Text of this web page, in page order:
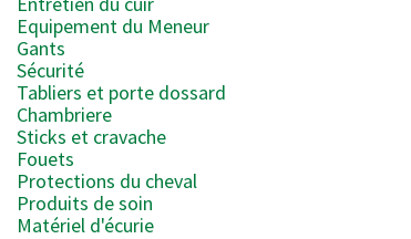
Equipement du Meneur
Gants
Sécurité
Tabliers et porte dossard
Chambriere
Sticks et cravache
Fouets
Protections du cheval
Produits de soin
Matériel d'écurie